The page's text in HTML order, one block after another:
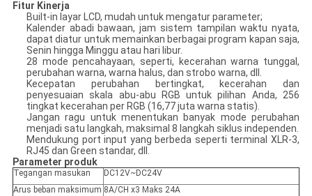
Fitur Kinerja
Built-in layar LCD, mudah untuk mengatur parameter;
Kalender abadi bawaan, jam sistem tampilan waktu nyata,
dapat diatur untuk memainkan berbagai program kapan saja,
Senin hingga Minggu atau hari libur.
28 mode pencahayaan, seperti, kecerahan warna tunggal,
perubahan warna, warna halus, dan strobo warna, dll.
Kecepatan perubahan bertingkat, kecerahan dan
penyesuaian skala abu-abu RGB untuk pilihan Anda, 256
tingkat kecerahan per RGB (16,77 juta warna statis).
Jangan ragu untuk menentukan banyak mode perubahan
menjadi satu langkah, maksimal 8 langkah siklus independen.
Mendukung port input yang berbeda seperti terminal XLR-3,
RJ45 dan Green standar, dll.
Parameter produk
Tegangan masukan
DC12V~DC24V
Arus beban maksimum 8A/CH x3 Maks 24A